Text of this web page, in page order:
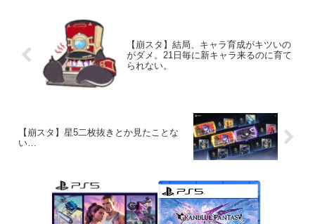
【崩スタ】結局、キャラ育成がキツいの
がダメ。21日毎に新キャラ来るのに育て
られない。
【崩スタ】星5二枚抜きとか見たことな
い…